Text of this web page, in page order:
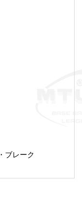
ブレーク